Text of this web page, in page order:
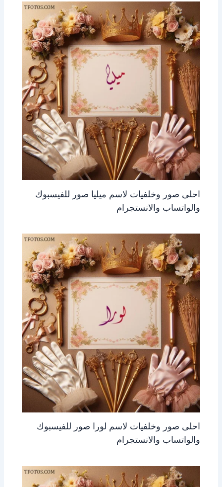
احلى صور وخلفيات لاسم ميليا صور للفيسبوك
والواتساب والانستجرام
احلى صور وخلفيات لاسم لورا صور للفيسبوك
والواتساب والانستجرام